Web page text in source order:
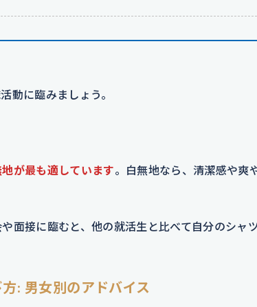
動に臨みましょう。
地が最も適しています。白無地なら、清潔感や爽
面接に臨むと、他の就活生と比べて自分のシャ
: 男女別のアドバイス